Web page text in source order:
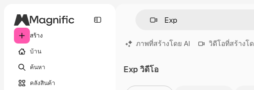
สร้าง
บ้าน
ค้นหา
คลังสินค้า
ภาพที่สร้างโดย AI วิดีโอที่สร้างโ
Exp วิดีโอ